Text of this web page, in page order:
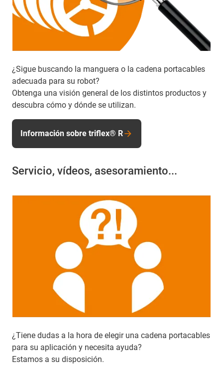
¿Sigue buscando la manguera o la cadena portacables
adecuada para su robot?
Obtenga una visión general de los distintos productos y
descubra cómo y dónde se utilizan.
Información sobre triflex® R
Servicio, vídeos, asesoramiento...
¿Tiene dudas a la hora de elegir una cadena portacables
para su aplicación y necesita ayuda?
Estamos a su disposición.